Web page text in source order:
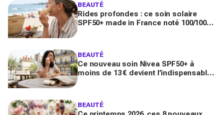
BEAUTÉ
Rides profondes : ce soin solaire
SPF50+ made in France noté 100/100
BEAUTÉ
Ce nouveau soin Nivea SPF50+ à
moins de 13 € devient l’indispensable
BEAUTÉ